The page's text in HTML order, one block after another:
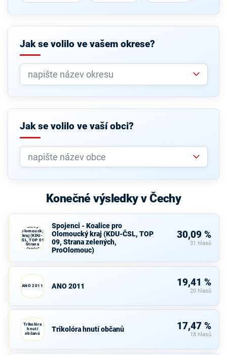
Jak se volilo ve vašem okrese?
Jak se volilo ve vaší obci?
Konečné výsledky v Čechy
Koalice pro
Olomoucký
kraj (KDU-
ČSL, TOP 09,
Strana
zelených,
Spojenci - Koalice pro
Olomoucký kraj (KDU-ČSL, TOP
09, Strana zelených,
ProOlomouc)
30,09 %
31 hlasů
ANO 2011 ANO 2011 19,41 %
20 hlasů
Trikolóra
hnutí
občanů
Trikolóra hnutí občanů 17,47 %
18 hlasů